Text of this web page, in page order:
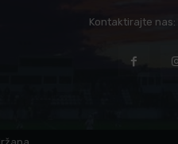
Kontaktirajte nas: